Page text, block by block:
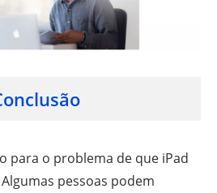
para o problema de que iPad
pessoas podem